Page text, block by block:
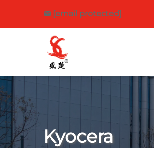
[email protected]
Kyocera